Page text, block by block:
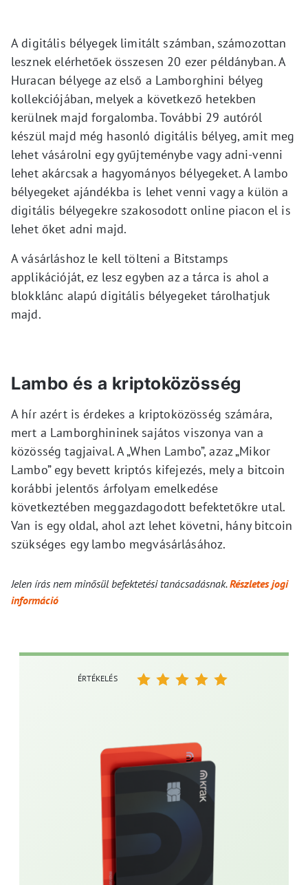
A digitális bélyegek limitált számban, számozottan
lesznek elérhetőek összesen 20 ezer példányban. A
Huracan bélyege az első a Lamborghini bélyeg
kollekciójában, melyek a következő hetekben
kerülnek majd forgalomba. További 29 autóról
készül majd még hasonló digitális bélyeg, amit meg
lehet vásárolni egy gyűjteménybe vagy adni-venni
lehet akárcsak a hagyományos bélyegeket. A lambo
bélyegeket ajándékba is lehet venni vagy a külön a
digitális bélyegekre szakosodott online piacon el is
lehet őket adni majd.
A vásárláshoz le kell tölteni a Bitstamps
applikációját, ez lesz egyben az a tárca is ahol a
blokklánc alapú digitális bélyegeket tárolhatjuk
majd.
Lambo és a kriptoközösség
A hír azért is érdekes a kriptoközösség számára,
mert a Lamborghininek sajátos viszonya van a
közösség tagjaival. A „When Lambo”, azaz „Mikor
Lambo” egy bevett kriptós kifejezés, mely a bitcoin
korábbi jelentős árfolyam emelkedése
következtében meggazdagodott befektetőkre utal.
Van is egy oldal, ahol azt lehet követni, hány bitcoin
szükséges egy lambo megvásárlásához.
Jelen írás nem minősül befektetési tanácsadásnak.Részletes jogi
információ
ÉRTÉKELÉS